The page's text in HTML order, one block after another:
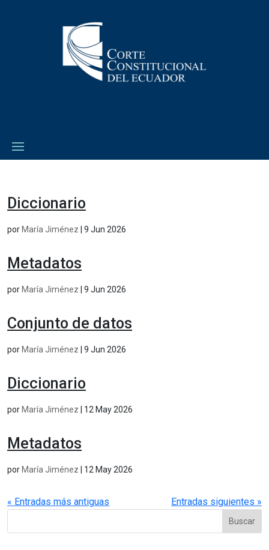
Diccionario
por María Jiménez 9 Jun 2026
Metadatos
por María Jiménez 9 Jun 2026
Conjunto de datos
por María Jiménez 9 Jun 2026
Diccionario
por María Jiménez 12 May 2026
Metadatos
por María Jiménez 12 May 2026
« Entradas más antiguas Entradas siguientes »
Buscar